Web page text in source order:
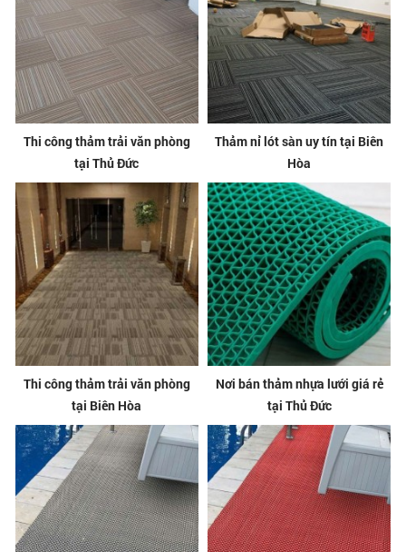
Thi công thảm trải văn phòng
tại Thủ Đức
Thảm nỉ lót sàn uy tín tại Biên
Hòa
Thi công thảm trải văn phòng
tại Biên Hòa
Nơi bán thảm nhựa lưới giá rẻ
tại Thủ Đức